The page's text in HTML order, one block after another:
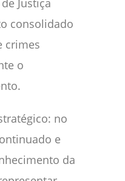
consolidado
crimes
o
no
e
da